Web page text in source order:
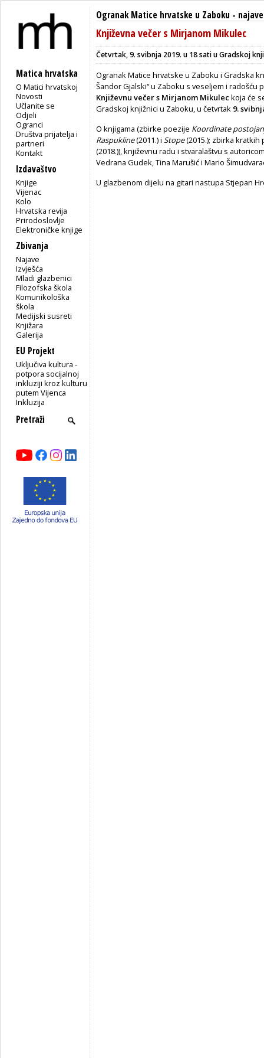
Matica hrvatska
O Matici hrvatskoj
Novosti
Učlanite se
Odjeli
Ogranci
Društva prijatelja i
partneri
Kontakt
Izdavaštvo
Knjige
Vijenac
Kolo
Hrvatska revija
Prirodoslovlje
Elektroničke knjige
Zbivanja
Najave
Izvješća
Mladi glazbenici
Filozofska škola
Komunikološka
škola
Medijski susreti
Knjižara
Galerija
EU Projekt
Uključiva kultura -
potpora socijalnoj
inkluziji kroz kulturu
putem Vijenca
Inkluzija
Ogranak Matice hrvatske u Zaboku - najave
Književna večer s Mirjanom Mikulec
Četvrtak, 9. svibnja 2019. u 18 sati uGradskoj
Ogranak Matice hrvatske u Zaboku i Gradska
Šandor Gjalski“ u Zaboku s veseljem i radošću
Književnu večer s Mirjanom Mikulec koja će
Gradskoj knjižnici u Zaboku, u četvrtak 9.
O knjigama (zbirke poezije Koordinate
Raspukline(2011.) i Stope(2015.); zbirka kratkih
(2018.)), književnu radu i stvaralaštvu s
Vedrana Gudek, Tina Marušić i Mario
U glazbenom dijelu na gitari nastupa Stjepan